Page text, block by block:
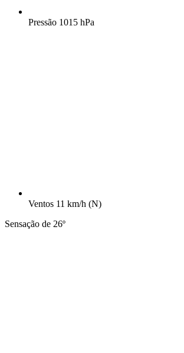
Pressão 1015 hPa
Ventos 11 km/h (N)
Sensação de 26º